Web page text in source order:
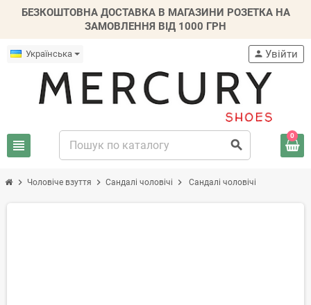
БЕЗКОШТОВНА ДОСТАВКА В МАГАЗИНИ РОЗЕТКА НА
ЗАМОВЛЕННЯ ВІД 1000 ГРН
Українська
view_headline search
person Увійти
0
chevron_right Чоловіче взуття chevron_right Сандалі чоловічі chevron_right Сандалі чоловічі